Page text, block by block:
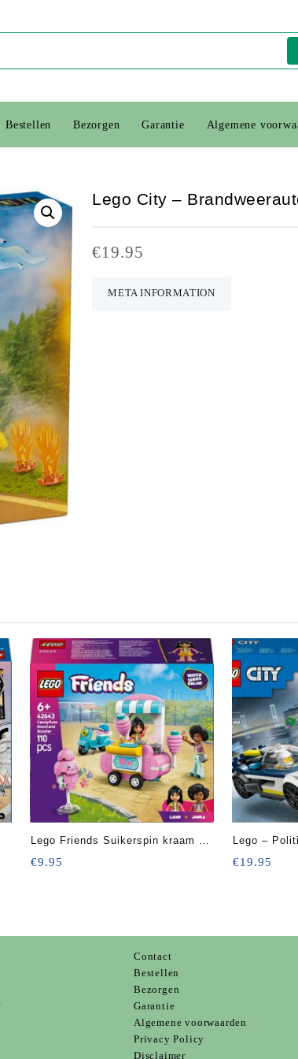
Bestellen Bezorgen Garantie Algemene
Lego City –
€19.95
META INFORMATION
Lego Friends Suikerspin kraam en
scooter
€9.95
Lego –
auto
€19.95
Contact
Bestellen
Bezorgen
Garantie
Algemene voorwaarden
Privacy Policy
Disclaimer